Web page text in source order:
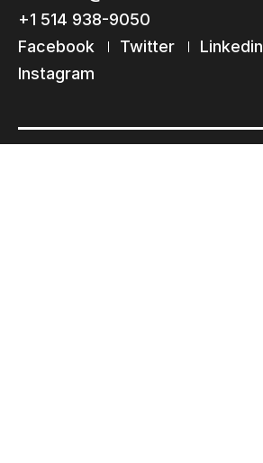
+1 514 938-9050
Facebook
Twitter Linkedin
Instagram